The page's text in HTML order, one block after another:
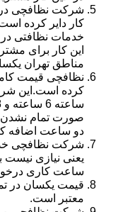
شرکت نظافچی
کار دایر کرده
خدمات نظافتی در
این کار برای
مناطق تهران
نظافچی قیمت
صورت تمام
دو ساعت اضافه
یعنی نیازی نیست
ساعت کاری
قیمت یکسان در
معتبر است.